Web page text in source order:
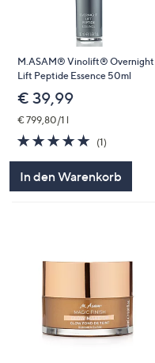
M.ASAM® Vinolift® Overnight
Lift Peptide Essence 50ml
€ 39,99
€ 799,80/1 l
5.0
von
(1)
In den Warenkorb